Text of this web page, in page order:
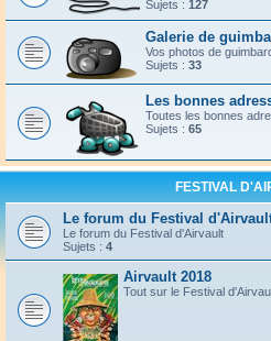
Sujets : 127
Galerie de
Vos photos de
Sujets : 33
Les bonnes
Toutes les bonnes
Sujets : 65
FESTIVAL
Le forum du Festival
Le forum du Festival d'Airvault
Sujets : 4
Airvault 2018
Tout sur le Festival